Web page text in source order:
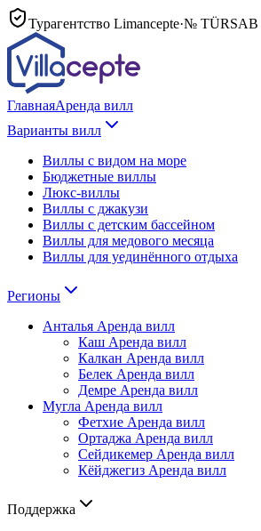
Турагентство Limancepte·№ TÜRSAB
ГлавнаяАренда вилл
Варианты вилл
Виллы с видом на море
Бюджетные виллы
Люкс-виллы
Виллы с джакузи
Виллы с детским бассейном
Виллы для медового месяца
Виллы для уединённого отдыха
Регионы
Анталья Аренда вилл
Каш Аренда вилл
Калкан Аренда вилл
Белек Аренда вилл
Демре Аренда вилл
Мугла Аренда вилл
Фетхие Аренда вилл
Ортаджа Аренда вилл
Сейдикемер Аренда вилл
Кёйджегиз Аренда вилл
Поддержка